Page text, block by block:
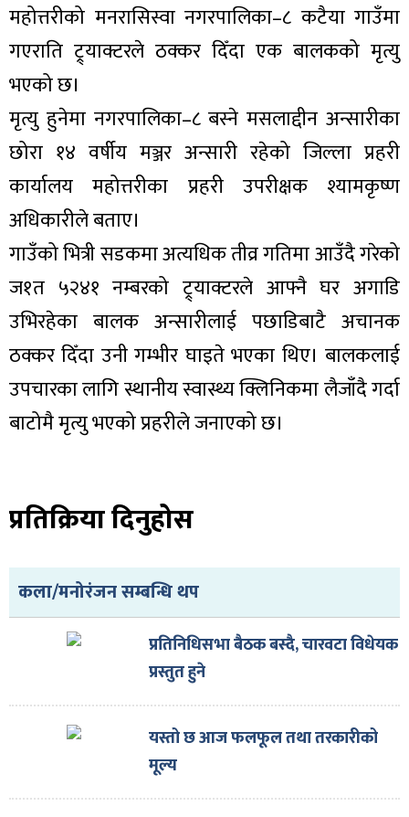
महोत्तरीको मनरासिस्वा नगरपालिका–८ कटैया गाउँमा
गएराति ट्र्याक्टरले ठक्कर दिँदा एक बालकको मृत्यु
भएको छ।
मृत्यु हुनेमा नगरपालिका–८ बस्ने मसलाद्दीन अन्सारीका
छोरा १४ वर्षीय मञ्जर अन्सारी रहेको जिल्ला प्रहरी
कार्यालय महोत्तरीका प्रहरी उपरीक्षक श्यामकृष्ण
अधिकारीले बताए।
गाउँको भित्री सडकमा अत्यधिक तीव्र गतिमा आउँदै गरेको
ज१त ५२४१ नम्बरको ट्र्याक्टरले आफ्नै घर अगाडि
उभिरहेका बालक अन्सारीलाई पछाडिबाटै अचानक
ठक्कर दिँदा उनी गम्भीर घाइते भएका थिए। बालकलाई
उपचारका लागि स्थानीय स्वास्थ्य क्लिनिकमा लैजाँदै गर्दा
बाटोमै मृत्यु भएको प्रहरीले जनाएको छ।
प्रतिक्रिया दिनुहोस
कला/मनोरंजन सम्बन्धि थप
प्रतिनिधिसभा बैठक बस्दै, चारवटा विधेयक
प्रस्तुत हुने
यस्तो छ आज फलफूल तथा तरकारीको
मूल्य